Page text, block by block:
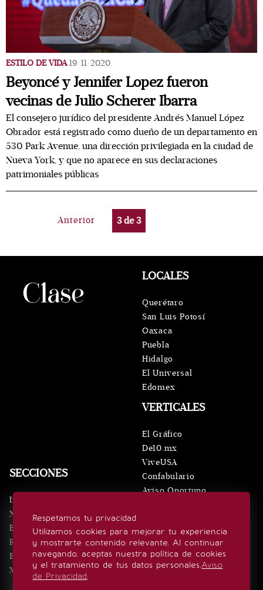
ESTILO DE VIDA 19/11/2020
Beyoncé y Jennifer Lopez fueron
vecinas de Julio Scherer Ibarra
El consejero jurídico del presidente Andrés Manuel López
Obrador está registrado como dueño de un departamento en
530 Park Avenue, una dirección privilegiada en la ciudad de
Nueva York, y que no aparece en sus declaraciones
patrimoniales públicas
Anterior 3de3
Respetamos tu privacidad
Utilizamos cookies para mejorar tu experiencia
y mostrarte contenido relevante. Al continuar
navegando, aceptas nuestra política de cookies
y el tratamiento de tus datos personales.Aviso
de Privacidad.
SECCIONES
Inicio
Noticias
Eventos
Realeza
Estilo de vida
Minuto x Minuto
VERTICALES
El Gráfico
De10.mx
ViveUSA
Confabulario
Aviso Oportuno
LOCALES
Querétaro
San Luis Potosí
Oaxaca
Puebla
Hidalgo
El Universal
Edomex
SÍGUENOS